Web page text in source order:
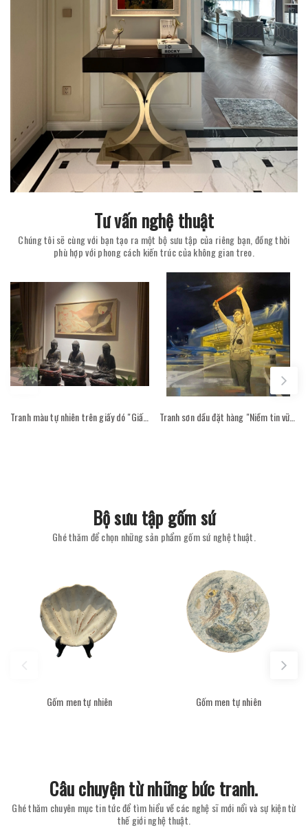
Tư vấn nghệ thuật
Chúng tôi sẽ cùng với bạn tạo ra một bộ sưu tập của riêng bạn, đồng thời
phù hợp với phong cách kiến trúc của không gian treo.
Tranh màu tự nhiên trên giấy dó "Giấc mơ trắng" - Hoạ sĩ Phan Cẩm Thượng trong không gian phòng khách
Bộ sưu tập gốm sứ
Ghé thăm để chọn những sản phẩm gốm sứ nghệ thuật.
Gốm men tự nhiên Gốm men tự nhiên
Câu chuyện từ những bức tranh.
Ghé thăm chuyên mục tin tức để tìm hiểu về các nghệ sĩ mới nổi và sự kiện từ
thế giới nghệ thuật.